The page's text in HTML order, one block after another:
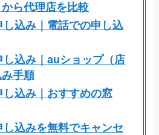
ら代理店を比較
込み｜電話での申し込
し込み｜auショップ（店
手順
込み｜おすすめの窓
込みを無料でキャンセ